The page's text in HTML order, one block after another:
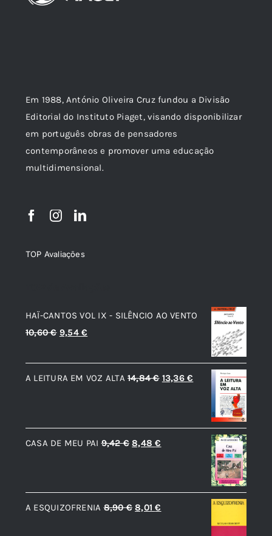
Em 1988, António Oliveira Cruz fundou a Divisão
Editorial do Instituto Piaget, visando disponibilizar
em português obras de pensadores
contemporâneos e promover uma educação
multidimensional.
TOP Avaliações
HAÏ-CANTOS VOL IX - SILÊNCIO AO VENTO
10,60€ O
original
era:
9,54 €
atual
é:
A LEITURA EM VOZ ALTA 14,84€ O
era:
14,84 €.
13,36€
preço
atual
é:
13,36 €.
CASA DE MEU PAI 9,42€ O
era:
9,42 €.
8,48€
é:
8,48 €.
A ESQUIZOFRENIA 8,90€ O
8,01€